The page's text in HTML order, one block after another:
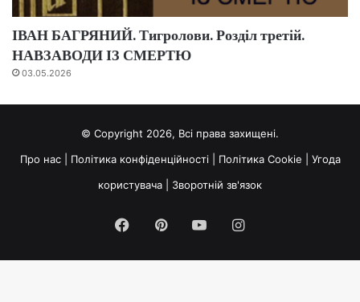
ІВАН БАГРЯНИЙ. Тигролови. Розділ третій.
НАВЗАВОДИ ІЗ СМЕРТЮ
03.05.2026
© Copyright 2026, Всі права захищені.
Про нас
Політика конфіденційності Політика Cookie
Угода
користувача
Зворотній зв'язок
Facebook
PinterestYouTubeInstagram